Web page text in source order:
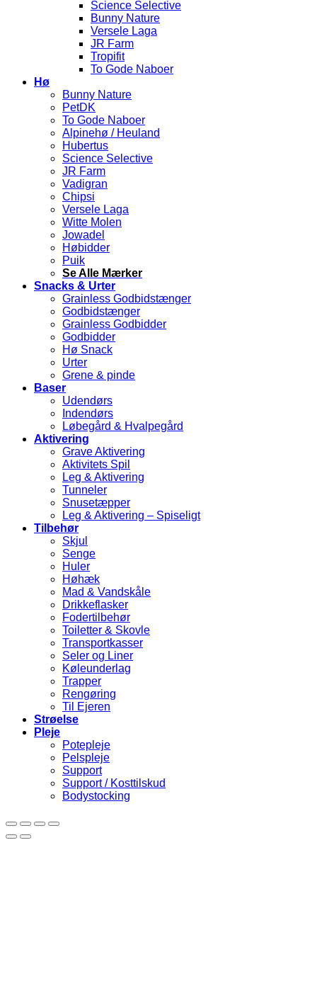
Science Selective
Bunny Nature
Versele Laga
JR Farm
Tropifit
To Gode Naboer
Hø
Bunny Nature
PetDK
To Gode Naboer
Alpinehø / Heuland
Hubertus
Science Selective
JR Farm
Vadigran
Chipsi
Versele Laga
Witte Molen
Jowadel
Høbidder
Puik
Se Alle Mærker
Snacks & Urter
Grainless Godbidstænger
Godbidstænger
Grainless Godbidder
Godbidder
Hø Snack
Urter
Grene & pinde
Baser
Udendørs
Indendørs
Løbegård & Hvalpegård
Aktivering
Grave Aktivering
Aktivitets Spil
Leg & Aktivering
Tunneler
Snusetæpper
Leg & Aktivering – Spiseligt
Tilbehør
Skjul
Senge
Huler
Høhæk
Mad & Vandskåle
Drikkeflasker
Fodertilbehør
Toiletter & Skovle
Transportkasser
Seler og Liner
Køleunderlag
Trapper
Rengøring
Til Ejeren
Strøelse
Pleje
Potepleje
Pelspleje
Support
Support / Kosttilskud
Bodystocking